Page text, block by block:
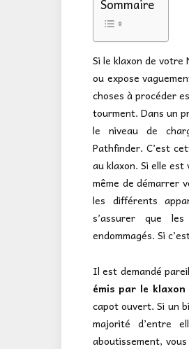
Sommaire
Si le klaxon de votre
ou expose
choses à procéder
tourment. Dans un
le niveau de
Pathfinder. C’est
au klaxon. Si elle
même de démarrer
les différents
s’assurer que
endommagés. Si
Il est demandé
émis par le
capot ouvert. Si un
majorité d’entre
aboutissement,